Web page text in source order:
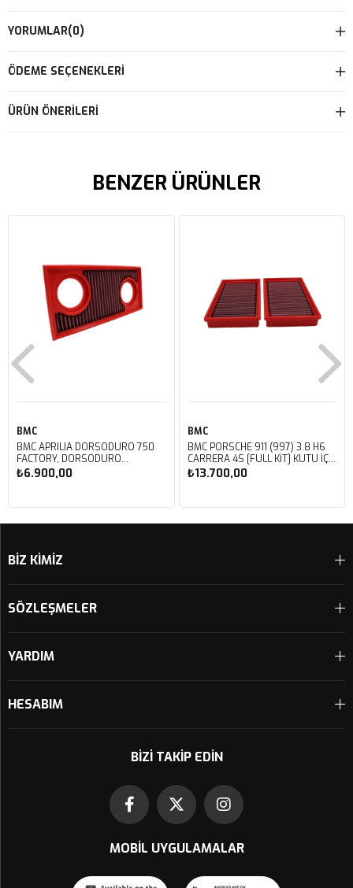
YORUMLAR(0)
ÖDEME SEÇENEKLERI
ÜRÜN ÖNERILERI
BENZER ÜRÜNLER
BMC
BMC APRILIA DORSODURO 750
FACTORY, DORSODURO
900, SHIVER 750 GT, SHIVER
750 KUTU İÇİ PERFORMANS
₺6.900,00
BMC
BMC PORSCHE 911 (997) 3.8 H6
CARRERA 4S [FULL KIT] KUTU İÇİ
PERFORMANS HAVA FİLTRESİ
FB468/20
₺13.700,00
BİZ KİMİZ
SÖZLEŞMELER
YARDIM
HESABIM
BIZI TAKIP EDIN
MOBIL UYGULAMALAR